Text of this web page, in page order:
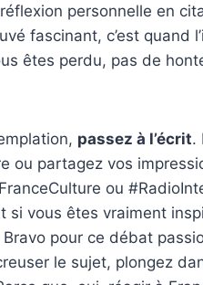
personnelle en
fascinant, c’est quand
êtes perdu, pas de
passez à l’écrit.
ou partagez vos
ou
si vous êtes vraiment
Bravo pour ce débat
le sujet, plongez